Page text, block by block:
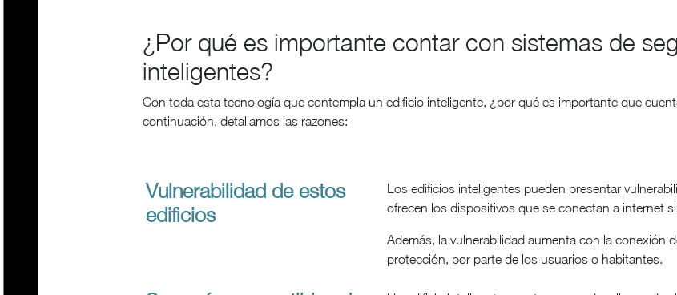
¿Por qué es importante contar con sistemas de
inteligentes?
Con toda esta tecnología que contempla un edificio inteligente, ¿por qué es importante que
continuación, detallamos las razones:
Vulnerabilidad de estos
edificios
Los edificios inteligentes pueden presentar
ofrecen los dispositivos que se conectan a internet
Además, la vulnerabilidad aumenta con la conexión
protección, por parte de los usuarios o habitantes.